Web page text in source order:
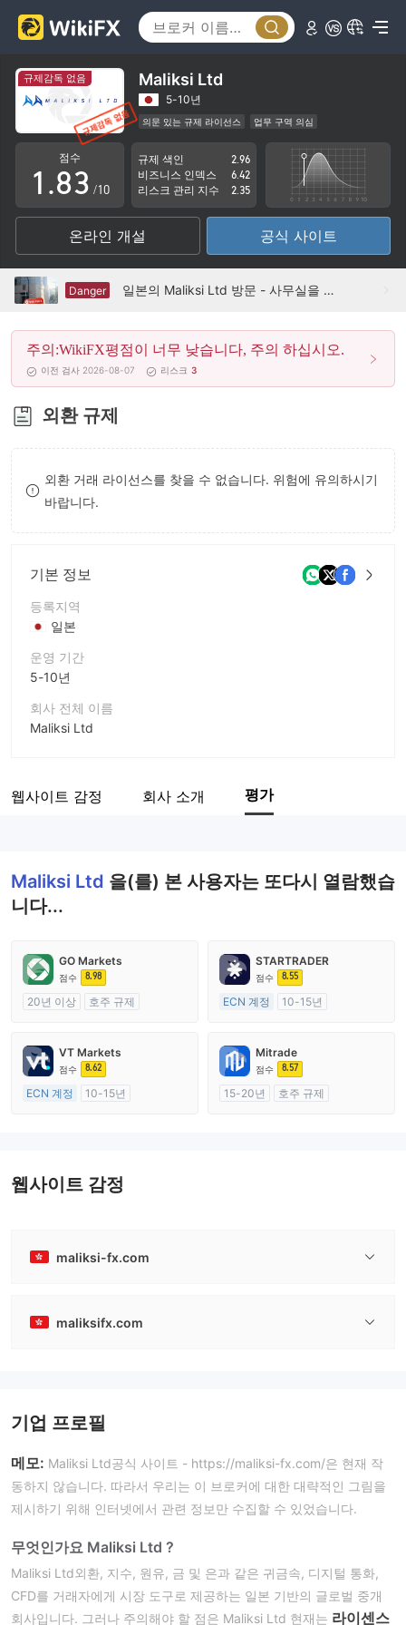
규제감독 없음 Maliksi Ltd
5-10년
의문 있는 규제 라이선스
업무 구역 의심
잠재적 위험성이 높음
점수
0
1
2
3
4
5
6
7
8
9
.
4
5
6
7
8
9
0
1
2
3
4
5
6
7
8
9
/10
규제 색인
2.96
비즈니스 인덱스
6.42
리스크 관리 지수
2.35
온라인 개설 공식 사이트
Danger 일본의 Maliksi Ltd 방문 - 사무실을 찾을 수 없음
주의:WikiFX평점이 너무 낮습니다, 주의 하십시오.
이전 검사 2026-08-07 리스크 3
외환 규제
외환 거래 라이선스를 찾을 수 없습니다. 위험에 유의하시기
바랍니다.
기본 정보
등록지역
일본
운영 기간
5-10년
회사 전체 이름
Maliksi Ltd
기업 직원
웹사이트 감정 회사 소개 평가
Maliksi Ltd 을(를) 본 사용자는 또다시 열람했습
니다...
GO Markets
점수 8.98
20년 이상
호주 규제
cTrader
STARTRADER
점수 8.55
ECN 계정
10-15년
외환 거래 라이선스 (MM)
마스터 레이블 MT4
VT Markets
점수 8.62
ECN 계정
10-15년
Mitrade
점수 8.57
15-20년
호주 규제
웹사이트 감정
maliksi-fx.com
maliksifx.com
기업 프로필
메모: Maliksi Ltd공식 사이트 - https://maliksi-fx.com/은 현재 작
동하지 않습니다. 따라서 우리는 이 브로커에 대한 대략적인 그림을
제시하기 위해 인터넷에서 관련 정보만 수집할 수 있었습니다.
무엇인가요 Maliksi Ltd ?
Maliksi Ltd외환, 지수, 원유, 금 및 은과 같은 귀금속, 디지털 통화,
CFD를 거래자에게 시장 도구로 제공하는 일본 기반의 글로벌 중개
회사입니다. 그러나 주의해야 할 점은 Maliksi Ltd 현재는 라이센스